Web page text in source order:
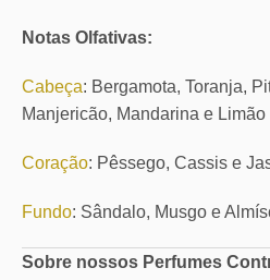
Notas Olfativas:
Cabeça: Bergamota, Toranja,
Manjericão, Mandarina e Limão
Coração: Pêssego, Cassis e
Fundo: Sândalo, Musgo e
Sobre nossos Perfumes